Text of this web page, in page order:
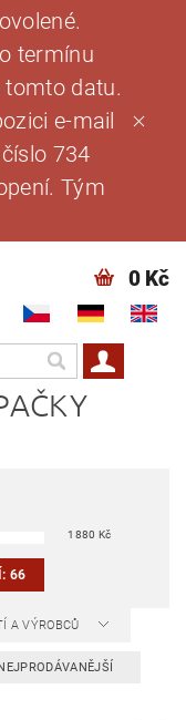
termínu
tomto datu.
e-mail
734
Tým
0 Kč
1880 Kč
66
A VÝROBCŮ
NEJPRODÁVANĚJŠÍ